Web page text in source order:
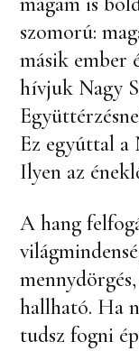
szomorú:
másik ember
hívjuk Nagy
Ez egyúttal a
Ilyen az
A hang
hallható. Ha
tudsz fogni